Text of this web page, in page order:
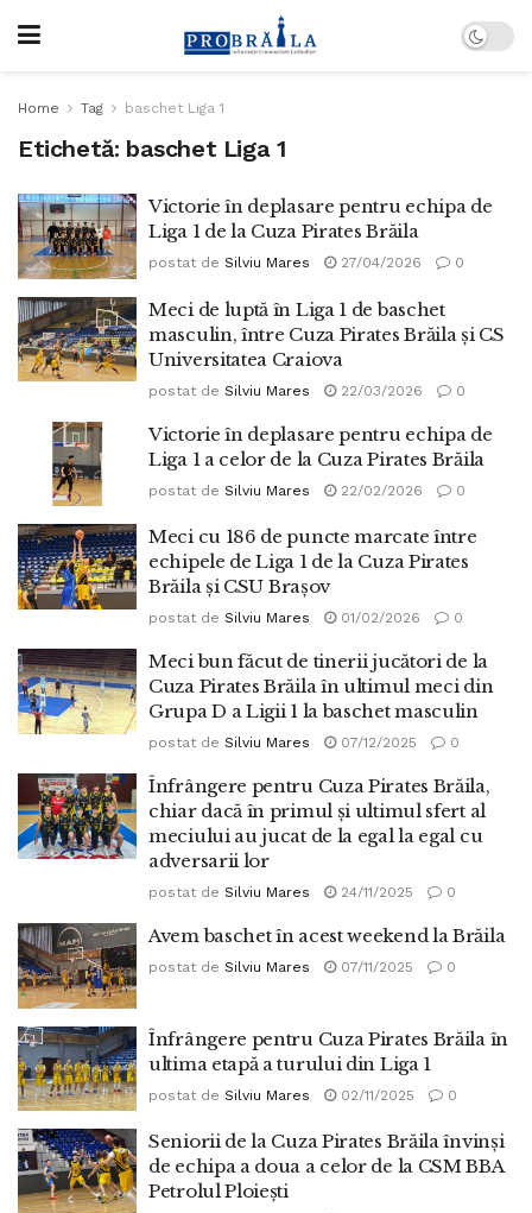
Home Tag baschet Liga 1
Etichetă: baschet Liga 1
Victorie în deplasare pentru echipa de
Liga 1 de la Cuza Pirates Brăila
postat de Silviu Mares 27/04/2026 0
Meci de luptă în Liga 1 de baschet
masculin, între Cuza Pirates Brăila și CS
Universitatea Craiova
postat de Silviu Mares 22/03/2026 0
Victorie în deplasare pentru echipa de
Liga 1 a celor de la Cuza Pirates Brăila
postat de Silviu Mares 22/02/2026 0
Meci cu 186 de puncte marcate între
echipele de Liga 1 de la Cuza Pirates
Brăila și CSU Brașov
postat de Silviu Mares 01/02/2026 0
Meci bun făcut de tinerii jucători de la
Cuza Pirates Brăila în ultimul meci din
Grupa D a Ligii 1 la baschet masculin
postat de Silviu Mares 07/12/2025 0
Înfrângere pentru Cuza Pirates Brăila,
chiar dacă în primul și ultimul sfert al
meciului au jucat de la egal la egal cu
adversarii lor
postat de Silviu Mares 24/11/2025 0
Avem baschet în acest weekend la Brăila
postat de Silviu Mares 07/11/2025 0
Înfrângere pentru Cuza Pirates Brăila în
ultima etapă a turului din Liga 1
postat de Silviu Mares 02/11/2025 0
Seniorii de la Cuza Pirates Brăila învinși
de echipa a doua a celor de la CSM BBA
Petrolul Ploiești